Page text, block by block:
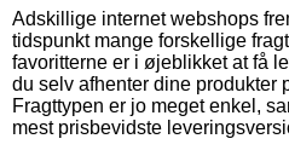
Adskillige internet webshops
tidspunkt mange forskellige
favoritterne er i øjeblikket at få
du selv afhenter dine produkter
Fragttypen er jo meget enkel,
mest prisbevidste